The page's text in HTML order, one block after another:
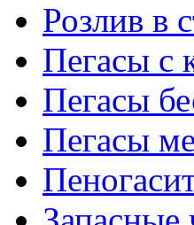
Розлив в
Пегасы с
Пегасы
Пегасы